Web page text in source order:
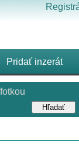
Pridať inzerát